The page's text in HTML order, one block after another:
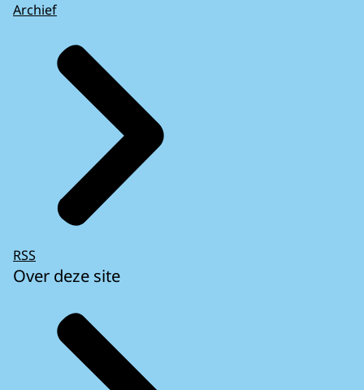
Archief
RSS
Over deze site